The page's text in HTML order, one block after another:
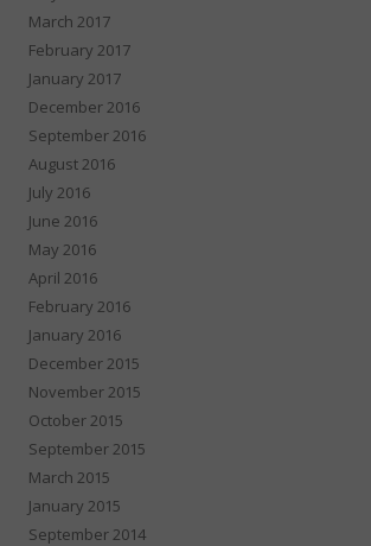
March 2017
February 2017
January 2017
December 2016
September 2016
August 2016
July 2016
June 2016
May 2016
April 2016
February 2016
January 2016
December 2015
November 2015
October 2015
September 2015
March 2015
January 2015
September 2014